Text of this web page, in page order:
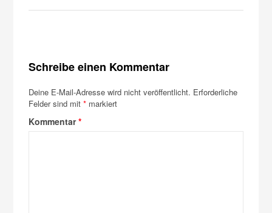
Schreibe einen Kommentar
Deine E-Mail-Adresse wird nicht veröffentlicht. Erforderliche
Felder sind mit* markiert
Kommentar*